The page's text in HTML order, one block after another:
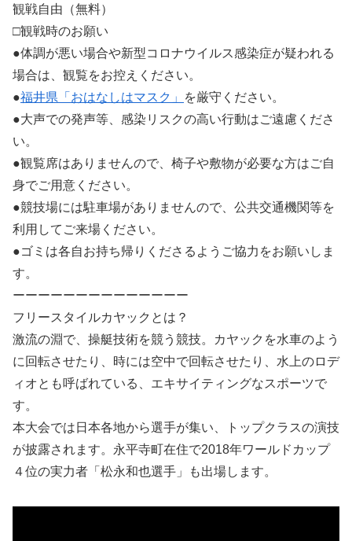
観戦自由（無料）
□観戦時のお願い
●体調が悪い場合や新型コロナウイルス感染症が疑われる
場合は、観覧をお控えください。
●福井県「おはなしはマスク」
を厳守ください。
●大声での発声等、感染リスクの高い行動はご遠慮くださ
い。
●観覧席はありませんので、椅子や敷物が必要な方はご自
身でご用意ください。
●競技場には駐車場がありませんので、公共交通機関等を
利用してご来場ください。
●ゴミは各自お持ち帰りくださるようご協力をお願いしま
す。
ーーーーーーーーーーーーーー
フリースタイルカヤックとは？
激流の淵で、操艇技術を競う競技。カヤックを水車のよう
に回転させたり、時には空中で回転させたり、水上のロデ
ィオとも呼ばれている、エキサイティングなスポーツで
す。
本大会では日本各地から選手が集い、トップクラスの演技
が披露されます。永平寺町在住で2018年ワールドカップ
４位の実力者「松永和也選手」も出場します。